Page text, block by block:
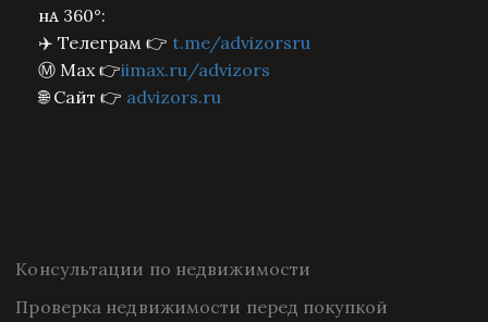
нᴀ 360°:
✈️ Телеграм 👉 t.me/advizorsru
Ⓜ️ Max 👉iimax.ru/advizors
🌐 Сайт 👉 advizors.ru
Консультации по недвижимости
Проверка недвижимости перед покупкой